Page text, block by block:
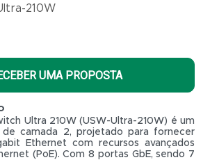
210W
UMA PROPOSTA
Ultra 210W (USW-Ultra-210W) é um
camada 2, projetado para fornecer
Ethernet com recursos avançados
(PoE). Com 8 portas GbE, sendo 7